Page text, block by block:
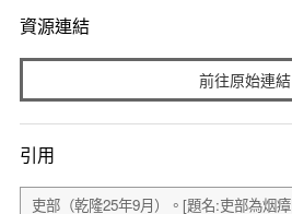
資源連結
前往原始連結
引用